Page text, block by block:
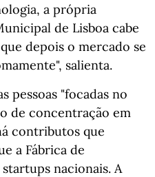
a própria
de Lisboa cabe
depois o mercado se
salienta.
pessoas "focadas no
de concentração em
contributos que
a Fábrica de
nacionais. A